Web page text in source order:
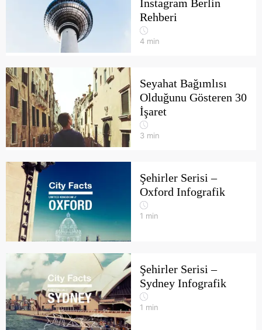
Instagram Berlin
Rehberi
4 min
Seyahat Bağımlısı
Olduğunu Gösteren 30
İşaret
3 min
Şehirler Serisi –
Oxford Infografik
1 min
Şehirler Serisi –
Sydney Infografik
1 min